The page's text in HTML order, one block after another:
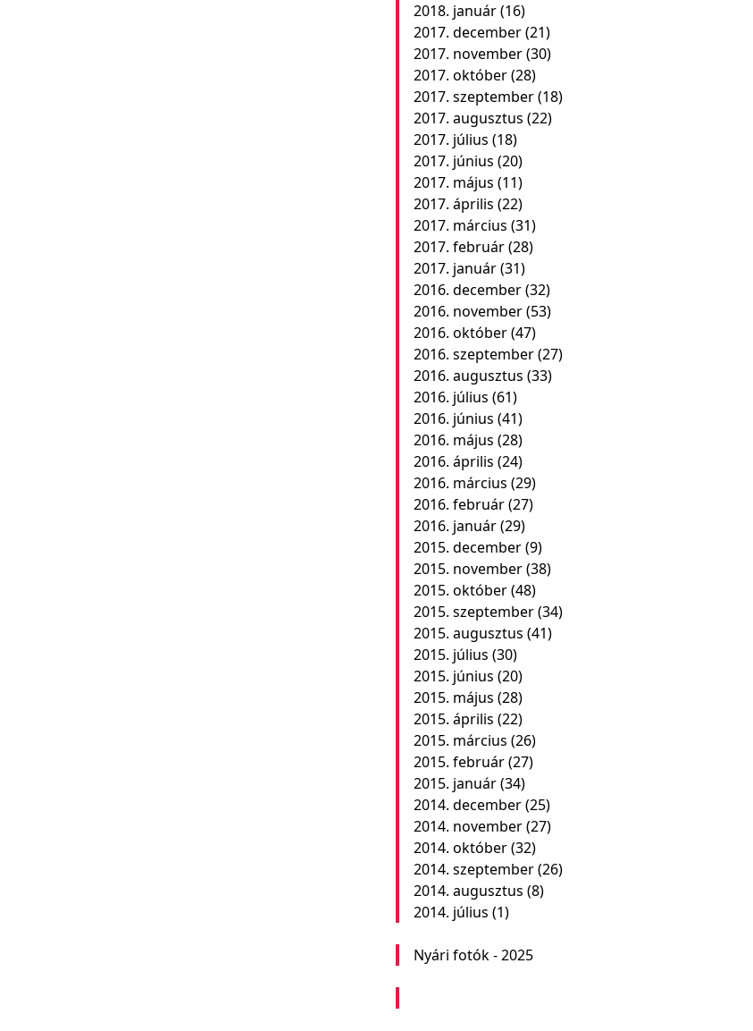
2018. január(16)
2017. december(21)
2017. november(30)
2017. október(28)
2017. szeptember(18)
2017. augusztus (22)
2017. július (18)
2017. június (20)
2017. május (11)
2017. április (22)
2017. március (31)
2017. február(28)
2017. január(31)
2016. december(32)
2016. november(53)
2016. október(47)
2016. szeptember(27)
2016. augusztus (33)
2016. július (61)
2016. június (41)
2016. május (28)
2016. április (24)
2016. március (29)
2016. február(27)
2016. január(29)
2015. december(9)
2015. november(38)
2015. október(48)
2015. szeptember(34)
2015. augusztus (41)
2015. július (30)
2015. június (20)
2015. május (28)
2015. április (22)
2015. március (26)
2015. február(27)
2015. január(34)
2014. december(25)
2014. november(27)
2014. október(32)
2014. szeptember(26)
2014. augusztus (8)
2014. július (1)
Nyári fotók - 2025